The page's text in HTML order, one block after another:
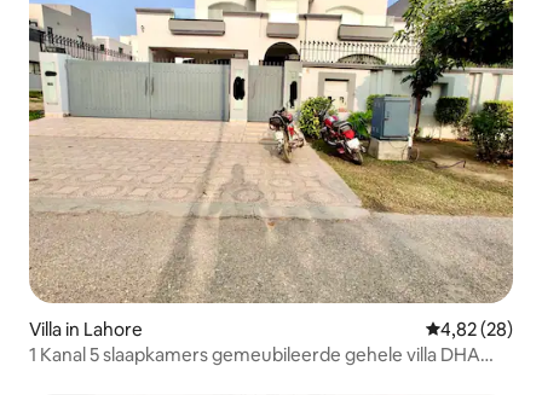
Villa in Lahore Gemiddelde
4,82 (28)
1 Kanal 5 slaapkamers gemeubileerde gehele villa DHA